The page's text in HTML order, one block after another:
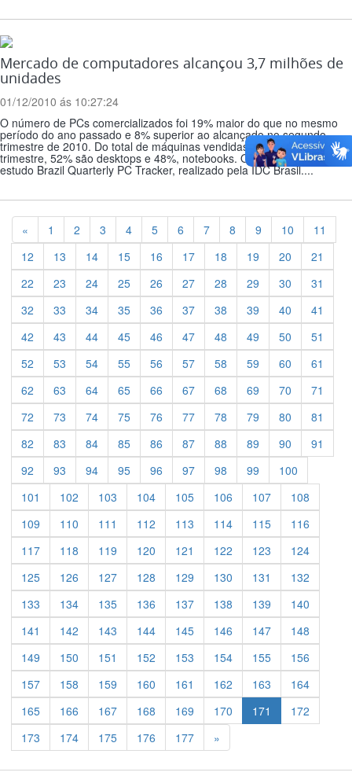
Mercado de computadores alcançou 3,7 milhões de
unidades
01/12/2010 ás 10:27:24
O número de PCs comercializados foi 19% maior do que no mesmo
período do ano passado e 8% superior ao alcançado no segundo
trimestre de 2010. Do total de máquinas vendidas no terceiro
trimestre, 52% são desktops e 48%, notebooks. Os dados são do
estudo Brazil Quarterly PC Tracker, realizado pela IDC Brasil....
« Previous
1 2 3 4 5 6 7 8 9 10
11
12
13 14 15 16 17 18 19 20
21
22
23 24 25 26 27 28 29 30
31
32
33 34 35 36 37 38 39 40
41
42
43 44 45 46 47 48 49 50
51
52
53 54 55 56 57 58 59 60
61
62
63 64 65 66 67 68 69 70
71
72
73 74 75 76 77 78 79 80
81
82
83 84 85 86 87 88 89 90
91
92
93 94 95 96 97 98 99
100
101
102 103 104 105 106 107
108
109
110 111 112 113 114 115
116
117
118 119 120 121 122 123
124
125
126 127 128 129 130 131
132
133
134 135 136 137 138 139
140
141
142 143 144 145 146 147
148
149
150 151 152 153 154 155
156
157
158 159 160 161 162 163
164
165
166 167 168 169 170 171
172
173
174 175 176 177 »